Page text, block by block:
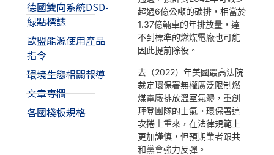
德國雙向系統DSD-
緑點標誌
歐盟能源使用產品
指令
環境生態相關報導
文章專欄
各國棧板規格
超過6億公噸的碳排，相當於
1.37億輛車的年排放量，達
不到標準的燃煤電廠也可能
因此提前除役。
去（2022）年美國最高法院
裁定環保署無權廣泛限制燃
煤電廠排放溫室氣體，重創
拜登團隊的士氣。環保署這
次捲土重來，在法律規範上
更加謹慎，但預期業者跟共
和黨會強力反彈。